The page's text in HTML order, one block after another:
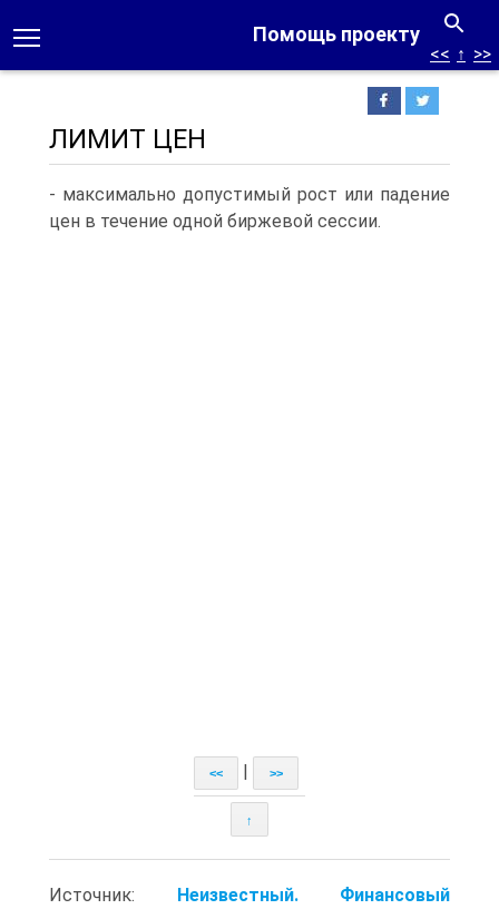
Помощь проекту
<< ↑ >>
ЛИМИТ ЦЕН
- максимально допустимый рост или падение
цен в течение одной биржевой сессии.
<< >>
↑
Источник: Неизвестный. Финансовый